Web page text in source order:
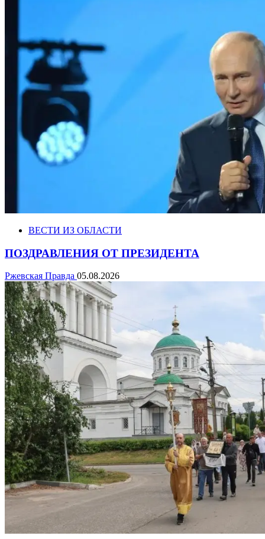
ВЕСТИ ИЗ ОБЛАСТИ
ПОЗДРАВЛЕНИЯ ОТ ПРЕЗИДЕНТА
Ржевская Правда 05.08.2026